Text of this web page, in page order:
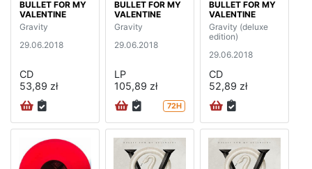
BULLET FOR MY
VALENTINE
Gravity
29.06.2018
CD
53,89 zł
BULLET FOR MY
VALENTINE
Gravity
29.06.2018
LP
105,89 zł
72H
BULLET FOR MY
VALENTINE
Gravity (deluxe
edition)
29.06.2018
CD
52,89 zł